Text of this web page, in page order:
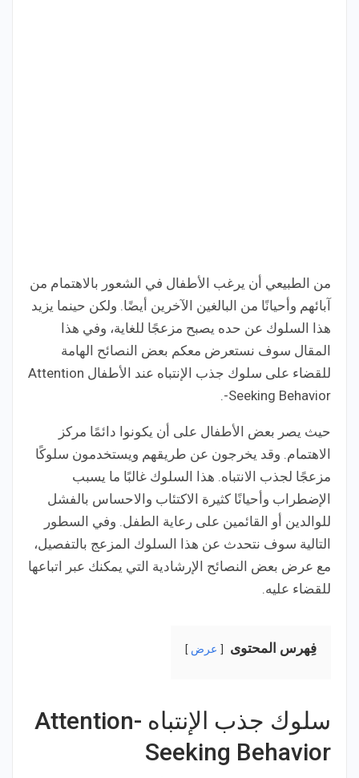
من الطبيعي أن يرغب الأطفال في الشعور بالاهتمام من
آبائهم وأحيانًا من البالغين الآخرين أيضًا. ولكن حينما يزيد
هذا السلوك عن حده يصبح مزعجًا للغاية، وفي هذا
المقال سوف نستعرض معكم بعض النصائح الهامة
للقضاء على سلوك جذب الإنتباه عند الأطفال Attention
-Seeking Behavior.
حيث يصر بعض الأطفال على أن يكونوا دائمًا مركز
الاهتمام. وقد يخرجون عن طريقهم ويستخدمون سلوكًا
مزعجًا لجذب الانتباه. هذا السلوك غالبًا ما يسبب
الإضطراب وأحيانًا كثيرة الاكتئاب والاحساس بالفشل
للوالدين أو القائمين على رعاية الطفل. وفي السطور
التالية سوف نتحدث عن هذا السلوك المزعج بالتفصيل،
مع عرض بعض النصائح الإرشادية التي يمكنك عبر اتباعها
للقضاء عليه.
فِهرس المحتوى عرض
سلوك جذب الإنتباه Attention-
Seeking Behavior